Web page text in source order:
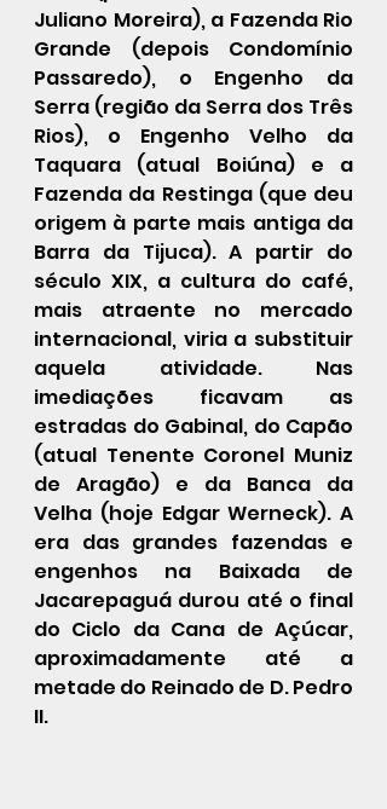
Juliano Moreira), a Fazenda Rio
Grande (depois Condomínio
Passaredo), o Engenho da
Serra (região da Serra dos Três
Rios), o Engenho Velho da
Taquara (atual Boiúna) e a
Fazenda da Restinga (que deu
origem à parte mais antiga da
Barra da Tijuca). A partir do
século XIX, a cultura do café,
mais atraente no mercado
internacional, viria a substituir
aquela atividade. Nas
imediações ficavam as
estradas do Gabinal, do Capão
(atual Tenente Coronel Muniz
de Aragão) e da Banca da
Velha (hoje Edgar Werneck). A
era das grandes fazendas e
engenhos na Baixada de
Jacarepaguá durou até o final
do Ciclo da Cana de Açúcar,
aproximadamente até a
metade do Reinado de D. Pedro
II.